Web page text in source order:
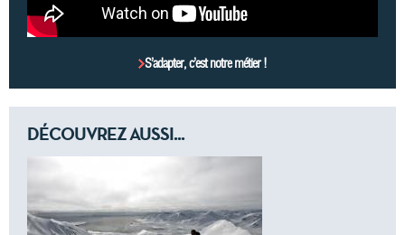
S’adapter, c’est notre métier !
DÉCOUVREZ AUSSI...